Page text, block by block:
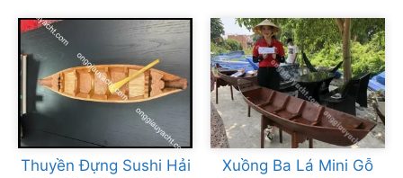
Thuyền Đựng Sushi Hải
Xuồng Ba Lá Mini Gỗ